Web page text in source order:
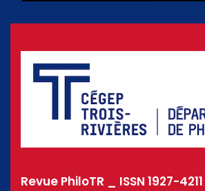
Revue PhiloTR _ ISSN 1927-4211